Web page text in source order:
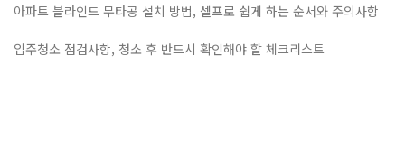
아파트 블라인드 무타공 설치 방법, 셀프로 쉽게 하는 순서와 주의사항
입주청소 점검사항, 청소 후 반드시 확인해야 할 체크리스트